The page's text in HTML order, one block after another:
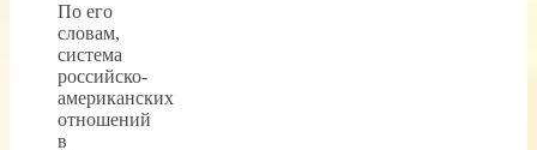
По его
словам,
система
российско-
американских
отношений
в